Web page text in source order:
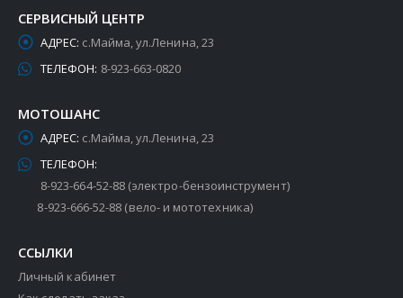
СЕРВИСНЫЙ ЦЕНТР
АДРЕС: с.Майма, ул.Ленина, 23
ТЕЛЕФОН: 8-923-663-0820
МОТОШАНС
АДРЕС: с.Майма, ул.Ленина, 23
ТЕЛЕФОН:
8-923-664-52-88 (электро-бензоинструмент)
8-923-666-52-88 (вело- и мототехника)
ССЫЛКИ
Личный кабинет